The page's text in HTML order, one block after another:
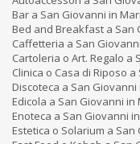
Bar a San Giovanni in
Bed and Breakfast a San
Caffetteria a San
Cartoleria o Art. Regalo a
Clinica o Casa di Riposo
Discoteca a San
Edicola a San Giovanni in
Enoteca a San Giovanni
Estetica o Solarium a